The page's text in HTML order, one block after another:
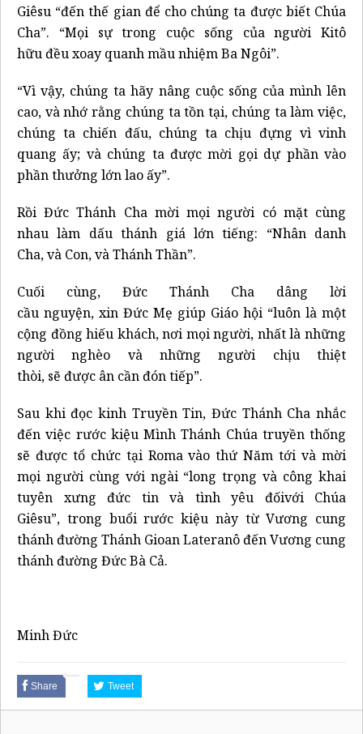
Giêsu “đến thế gian để cho chúng ta được biết Chúa
Cha”. “Mọi sự trong cuộc sống của người Kitô
hữu đều xoay quanh mầu nhiệm Ba Ngôi”.
“Vì vậy, chúng ta hãy nâng cuộc sống của mình lên
cao, và nhớ rằng chúng ta tồn tại, chúng ta làm việc,
chúng ta chiến đấu, chúng ta chịu đựng vì vinh
quang ấy; và chúng ta được mời gọi dự phần vào
phần thưởng lớn lao ấy”.
Rồi Đức Thánh Cha mời mọi người có mặt cùng
nhau làm dấu thánh giá lớn tiếng: “Nhân danh
Cha, và Con, và Thánh Thần”.
Cuối cùng, Đức Thánh Cha dâng lời
cầu nguyện, xin Đức Mẹ giúp Giáo hội “luôn là một
cộng đồng hiếu khách, nơi mọi người, nhất là những
người nghèo và những người chịu thiệt
thòi, sẽ được ân cần đón tiếp”.
Sau khi đọc kinh Truyền Tin, Đức Thánh Cha nhắc
đến việc rước kiệu Mình Thánh Chúa truyền thống
sẽ được tổ chức tại Roma vào thứ Năm tới và mời
mọi người cùng với ngài “long trọng và công khai
tuyên xưng đức tin và tình yêu đốivới Chúa
Giêsu”, trong buổi rước kiệu này từ Vương cung
thánh đường Thánh Gioan Lateranô đến Vương cung
thánh đường Đức Bà Cả.
Minh Đức
Share Tweet